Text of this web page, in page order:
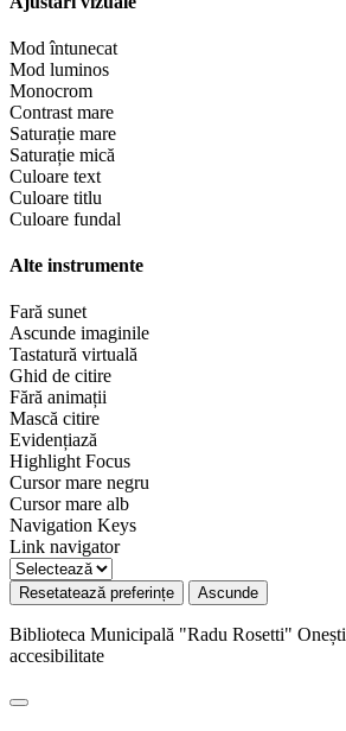
Mod întunecat
Mod luminos
Monocrom
Contrast mare
Saturație mare
Saturație mică
Culoare text
Culoare titlu
Culoare fundal
Alte instrumente
Fară sunet
Ascunde imaginile
Tastatură virtuală
Ghid de citire
Fără animații
Mască citire
Evidențiază
Highlight Focus
Cursor mare negru
Cursor mare alb
Navigation Keys
Link navigator
Resetatează preferințe Ascunde
Biblioteca Municipală "Radu Rosetti" Onești
accesibilitate